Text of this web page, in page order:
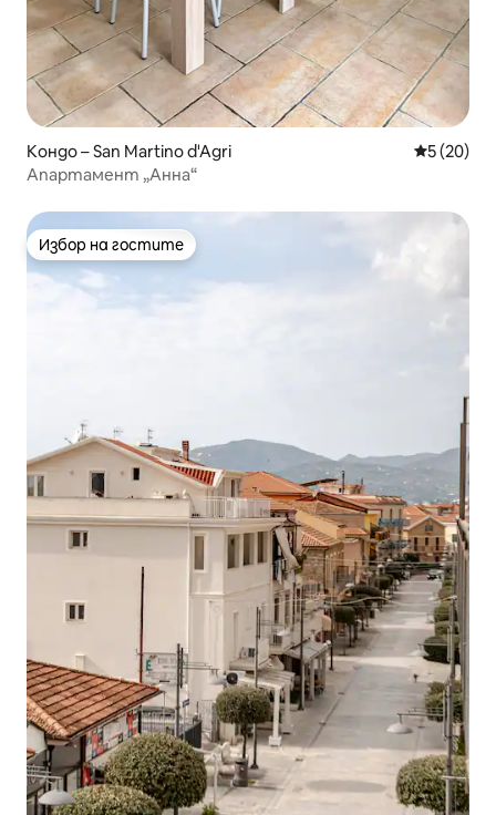
Кондо – San Martino d'Agri Средна
5 (20)
Апартамент „Анна“
Избор на гостите
Избор на гостите